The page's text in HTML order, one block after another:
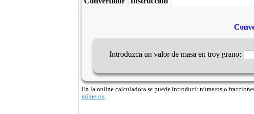
Introduzca un valor de masa en troy grano:
En la online calculadora se puede introducir números o
números